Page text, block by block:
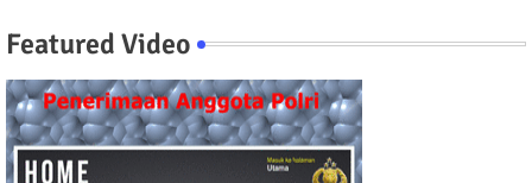
Featured Video